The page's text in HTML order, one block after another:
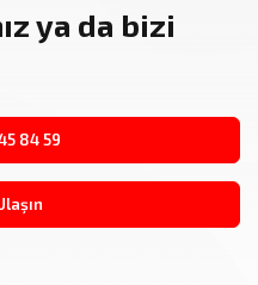
ya da bizi
84 59